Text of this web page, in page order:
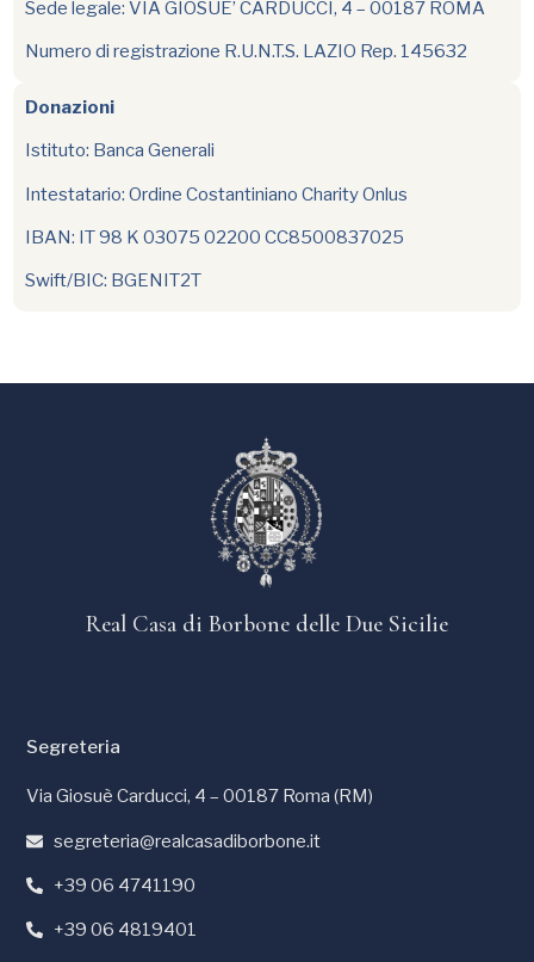
Sede legale: VIA GIOSUE’ CARDUCCI, 4 – 00187 ROMA
Numero di registrazione R.U.N.T.S. LAZIO Rep. 145632
Donazioni
Istituto: Banca Generali
Intestatario: Ordine Costantiniano Charity Onlus
IBAN: IT 98 K 03075 02200 CC8500837025
Swift/BIC: BGENIT2T
Real Casa di Borbone delle Due Sicilie
Segreteria
Via Giosuè Carducci, 4 – 00187 Roma (RM)
segreteria@realcasadiborbone.it
+39 06 4741190
+39 06 4819401